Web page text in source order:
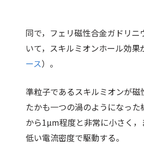
同で，フェリ磁性合金ガドリ
いて，スキルミオンホール効
ース）。
準粒子であるスキルミオンが
たかも一つの渦のようになっ
から1µm程度と非常に小さく
低い電流密度で駆動する。